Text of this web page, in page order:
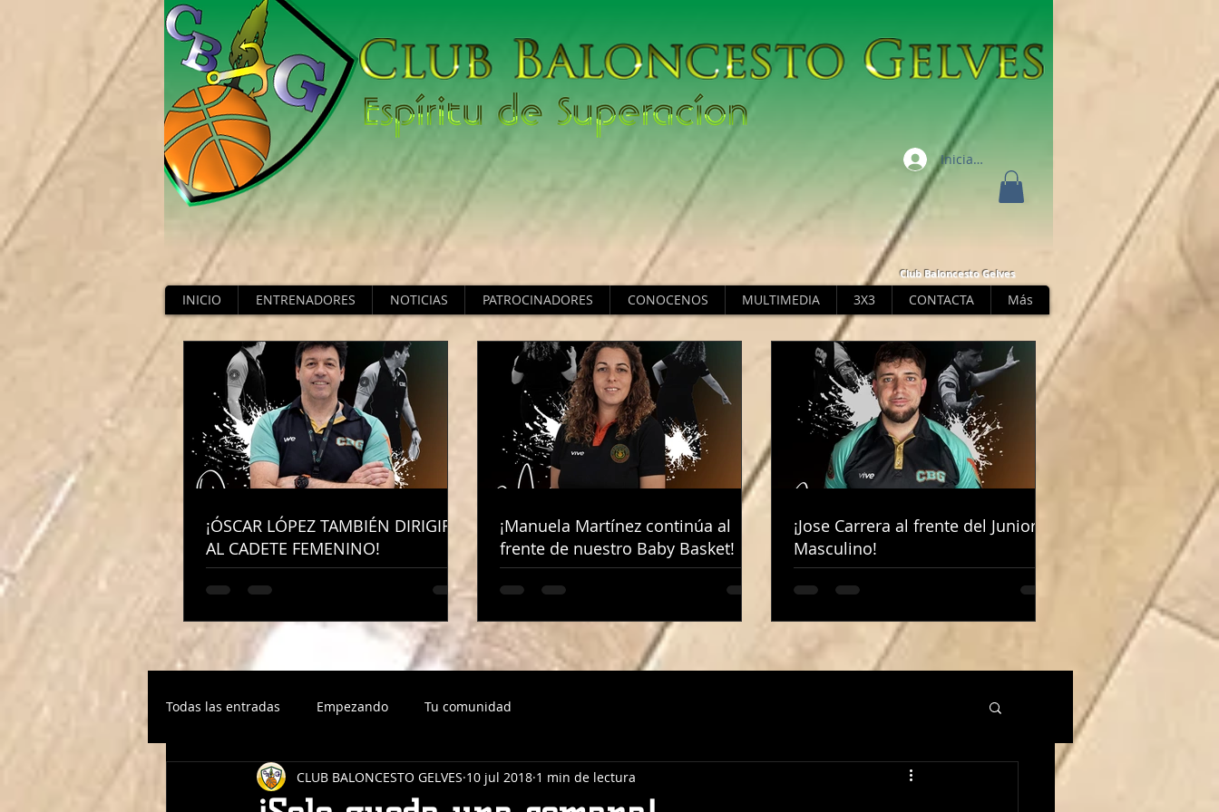
Iniciar sesión
Club Baloncesto Gelves
INICIO ENTRENADORES NOTICIAS PATROCINADORES CONOCENOS MULTIMEDIA 3X3 CONTACTA Más
¡ÓSCAR LÓPEZ TAMBIÉN DIRIGIRÁ
AL CADETE FEMENINO!
¡Manuela Martínez continúa al
frente de nuestro Baby Basket!
¡Jose Carrera al frente del Junior
Masculino!
¡ÓSCAR LÓPEZ TAMBIÉN DIRIGIRÁ
AL CADETE FEMENINO!
¡Manuela Martínez continúa al
frente de nuestro Baby Basket!
¡Jose Carrera al frente del Junior
Masculino!
Todas las entradas Empezando Tu comunidad
CLUB BALONCESTO GELVES 10 jul 2018 1 min de lectura